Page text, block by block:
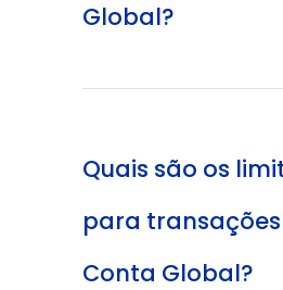
Global?
Quais são os
para
Conta Global?